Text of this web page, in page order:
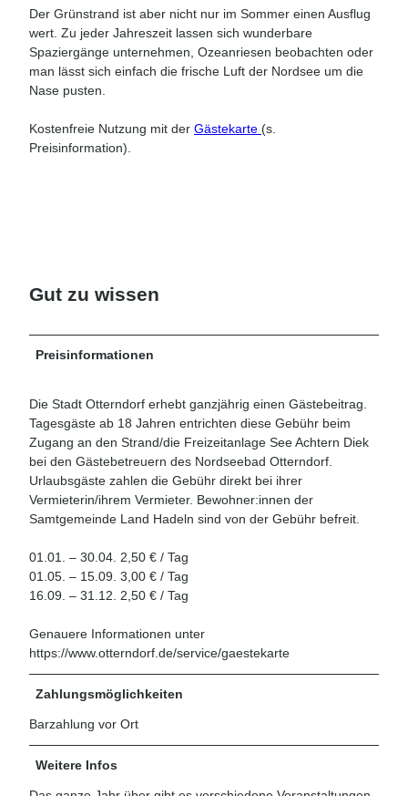
Der Grünstrand ist aber nicht nur im Sommer einen Ausflug
wert. Zu jeder Jahreszeit lassen sich wunderbare
Spaziergänge unternehmen, Ozeanriesen beobachten oder
man lässt sich einfach die frische Luft der Nordsee um die
Nase pusten.
Kostenfreie Nutzung mit der Gästekarte (s.
Preisinformation).
Gut zu wissen
Preisinformationen
Die Stadt Otterndorf erhebt ganzjährig einen Gästebeitrag.
Tagesgäste ab 18 Jahren entrichten diese Gebühr beim
Zugang an den Strand/die Freizeitanlage See Achtern Diek
bei den Gästebetreuern des Nordseebad Otterndorf.
Urlaubsgäste zahlen die Gebühr direkt bei ihrer
Vermieterin/ihrem Vermieter. Bewohner:innen der
Samtgemeinde Land Hadeln sind von der Gebühr befreit.
01.01. – 30.04. 2,50 € / Tag
01.05. – 15.09. 3,00 € / Tag
16.09. – 31.12. 2,50 € / Tag
Genauere Informationen unter
https://www.otterndorf.de/service/gaestekarte
Zahlungsmöglichkeiten
Barzahlung vor Ort
Weitere Infos